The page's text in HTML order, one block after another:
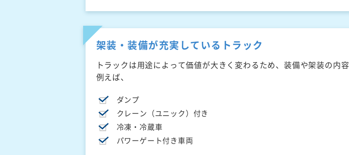
架装・装備が充実しているトラック
トラックは用途によって価値が大きく変わるため、装備や架装の内
例えば、
ダンプ
クレーン（ユニック）付き
冷凍・冷蔵車
パワーゲート付き車両